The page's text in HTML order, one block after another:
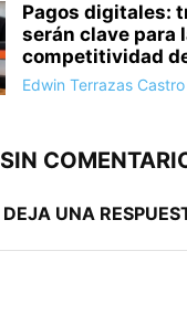
Pagos digitales:
serán clave para
competitividad
Edwin Terrazas Castro
SIN
DEJA UNA